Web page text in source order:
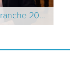
Neujahresempfang der PR-Branche 2025 Schweiz